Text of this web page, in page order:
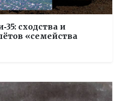
сходства и
«семейства